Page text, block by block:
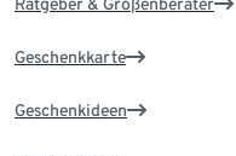
Ratgeber & Größenberater
Geschenkkarte
Geschenkideen